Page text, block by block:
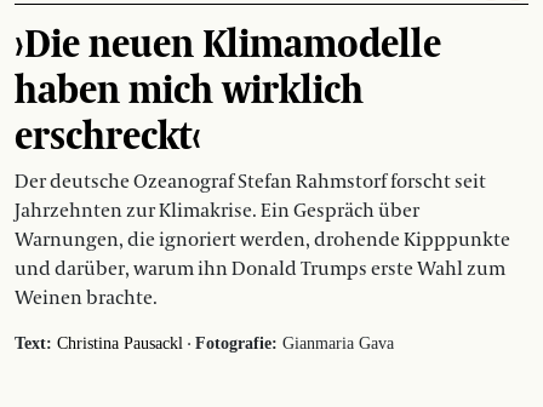
›Die neuen Klimamodelle
haben mich wirklich
erschreckt‹
Der deutsche Ozeanograf Stefan Rahmstorf forscht seit
Jahrzehnten zur Klimakrise. Ein Gespräch über
Warnungen, die ignoriert werden, drohende Kipppunkte
und darüber, warum ihn Donald Trumps erste Wahl zum
Weinen brachte.
Text: Christina Pausackl · Fotografie: Gianmaria Gava